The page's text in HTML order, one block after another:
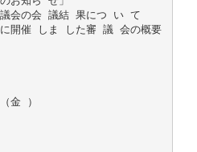
会の会 議結 果につ い て
開催 しま した審 議 会の概要
金 ）